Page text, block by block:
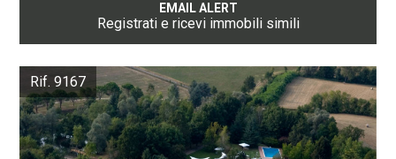
EMAIL ALERT
Registrati e ricevi immobili simili
Rif. 9167